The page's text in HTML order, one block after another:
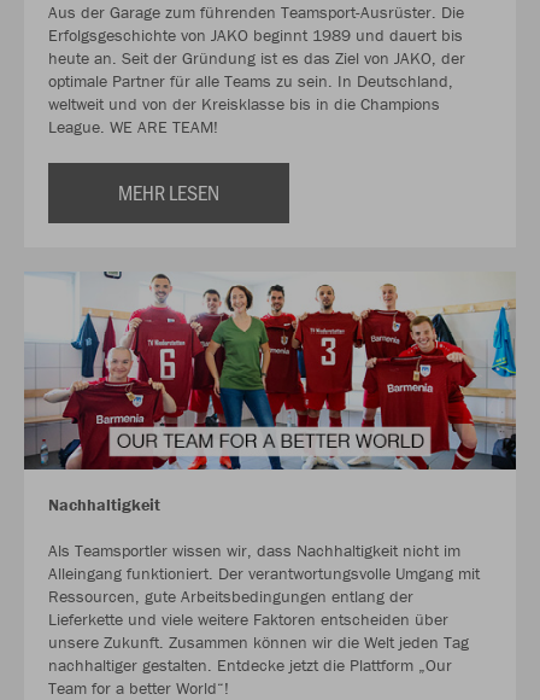
Aus der Garage zum führenden Teamsport-Ausrüster. Die
Erfolgsgeschichte von JAKO beginnt 1989 und dauert bis
heute an. Seit der Gründung ist es das Ziel von JAKO, der
optimale Partner für alle Teams zu sein. In Deutschland,
weltweit und von der Kreisklasse bis in die Champions
League. WE ARE TEAM!
MEHR LESEN
Nachhaltigkeit
Als Teamsportler wissen wir, dass Nachhaltigkeit nicht im
Alleingang funktioniert. Der verantwortungsvolle Umgang mit
Ressourcen, gute Arbeitsbedingungen entlang der
Lieferkette und viele weitere Faktoren entscheiden über
unsere Zukunft. Zusammen können wir die Welt jeden Tag
nachhaltiger gestalten. Entdecke jetzt die Plattform „Our
Team for a better World“!